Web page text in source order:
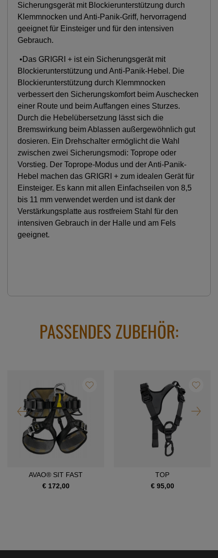
Sicherungsgerät mit Blockierunterstützung durch
Klemmnocken und Anti-Panik-Griff, hervorragend
geeignet für Einsteiger und für den intensiven
Gebrauch.
•Das GRIGRI + ist ein Sicherungsgerät mit
Blockierunterstützung und Anti-Panik-Hebel. Die
Blockierunterstützung durch Klemmnocken
verbessert den Sicherungskomfort beim Auschecken
einer Route und beim Auffangen eines Sturzes.
Durch die Hebelübersetzung lässt sich die
Bremswirkung beim Ablassen außergewöhnlich gut
dosieren. Ein Drehschalter ermöglicht die Wahl
zwischen zwei Sicherungsmodi: Toprope oder
Vorstieg. Der Toprope-Modus und der Anti-Panik-
Hebel machen das GRIGRI + zum idealen Gerät für
Einsteiger. Es kann mit allen Einfachseilen von 8,5
bis 11 mm verwendet werden und ist dank der
Verstärkungsplatte aus rostfreiem Stahl für den
intensiven Gebrauch in der Halle und am Fels
geeignet.
PASSENDES ZUBEHÖR:
AVAO® SIT FAST
€ 172,00
TOP
€ 95,00